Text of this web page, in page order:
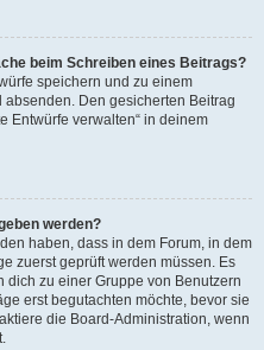
beim Schreiben eines Beitrags?
speichern und zu einem
Den gesicherten Beitrag
Entwürfe verwalten“ in deinem
werden?
haben, dass in dem Forum, in dem
zuerst geprüft werden müssen. Es
dich zu einer Gruppe von Benutzern
erst begutachten möchte, bevor sie
die Board-Administration, wenn